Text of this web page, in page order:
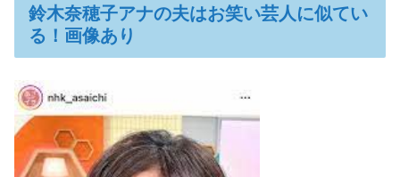
鈴木奈穂子アナの夫はお笑い芸人に似てい
る！画像あり